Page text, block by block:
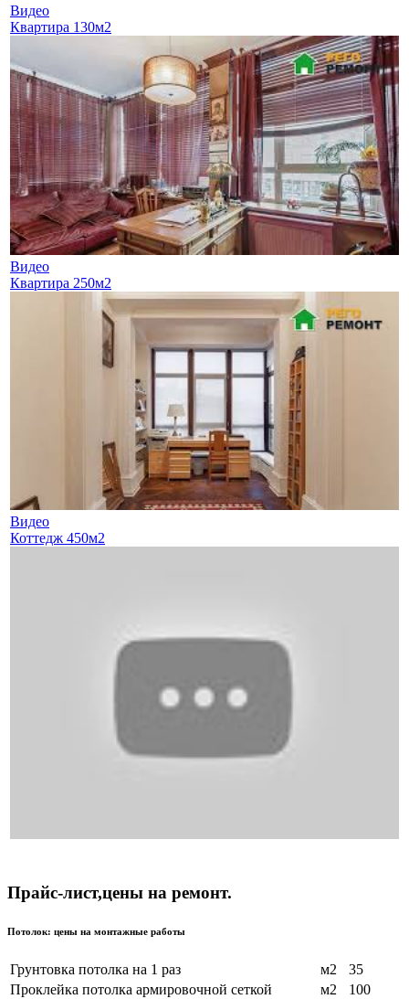
Видео
Квартира 130м2
Видео
Квартира 250м2
Видео
Коттедж 450м2
Прайс-лист,цены на ремонт.
Потолок: цены на монтажные работы
Грунтовка потолка на 1 раз м2
35
Проклейка потолка армировочной сеткой
м2
100